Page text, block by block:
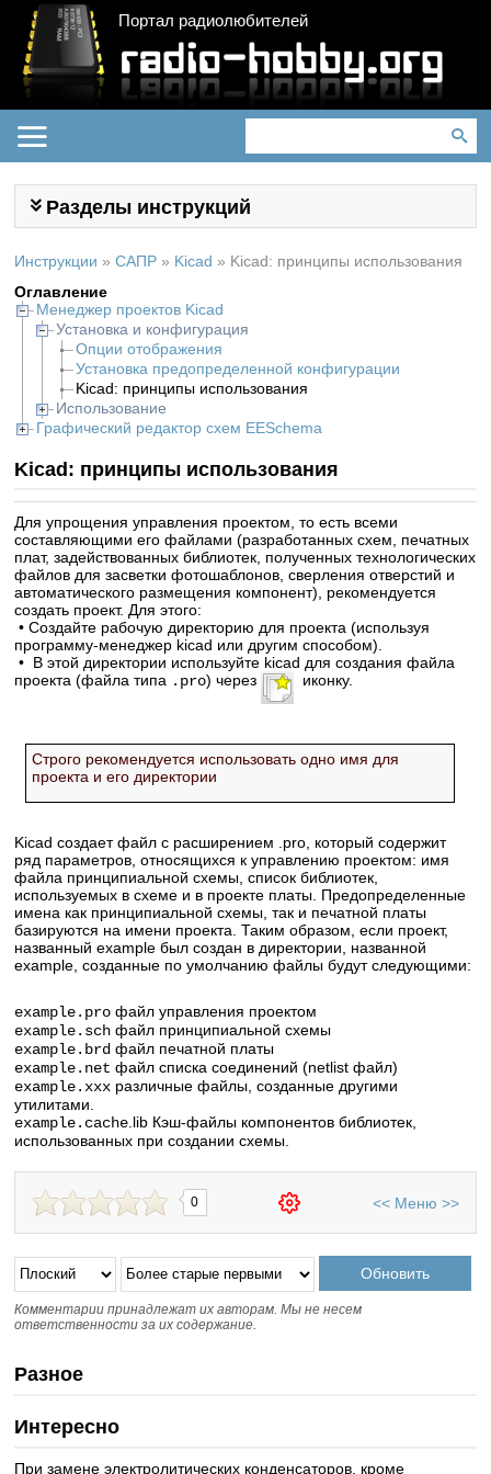
Портал радиолюбителей
Разделы инструкций
Инструкции » САПР » Kicad » Kicad: принципы использования
Оглавление
Менеджер проектов Kicad
Установка и конфигурация
Опции отображения
Установка предопределенной конфигурации
Kicad: принципы использования
Использование
Графический редактор схем EESchema
Kicad: принципы использования
Для упрощения управления проектом, то есть всеми
составляющими его файлами (разработанных схем, печатных
плат, задействованных библиотек, полученных технологических
файлов для засветки фотошаблонов, сверления отверстий и
автоматического размещения компонент), рекомендуется
создать проект. Для этого:
• Создайте рабочую директорию для проекта (используя
программу-менеджер kicad или другим способом).
• В этой директории используйте kicad для создания файла
проекта (файла типа .pro) через иконку.
Строго рекомендуется использовать одно имя для
проекта и его директории
Kicad создает файл с расширением .pro, который содержит
ряд параметров, относящихся к управлению проектом: имя
файла принципиальной схемы, список библиотек,
используемых в схеме и в проекте платы. Предопределенные
имена как принципиальной схемы, так и печатной платы
базируются на имени проекта. Таким образом, если проект,
названный example был создан в директории, названной
example, созданные по умолчанию файлы будут следующими:
example.pro файл управления проектом
example.sch файл принципиальной схемы
example.brd файл печатной платы
example.net файл списка соединений (netlist файл)
example.xxx различные файлы, созданные другими
утилитами.
example.cache .lib Кэш-файлы компонентов библиотек,
использованных при создании схемы.
0 << Меню >>
Комментарии принадлежат их авторам. Мы не несем
ответственности за их содержание.
Разное
Интересно
При замене электролитических конденсаторов, кроме